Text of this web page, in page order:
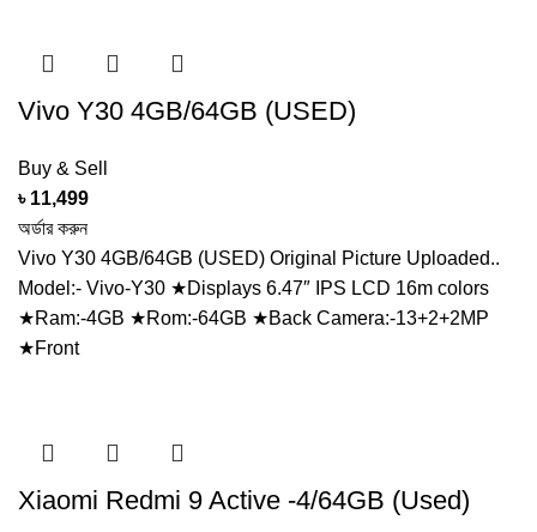
Vivo Y30 4GB/64GB (USED)
Buy & Sell
৳ 11,499
অর্ডার করুন
Vivo Y30 4GB/64GB (USED) Original Picture Uploaded..
Model:- Vivo-Y30 ★Displays 6.47″ IPS LCD 16m colors
★Ram:-4GB ★Rom:-64GB ★Back Camera:-13+2+2MP
★Front
Xiaomi Redmi 9 Active -4/64GB (Used)